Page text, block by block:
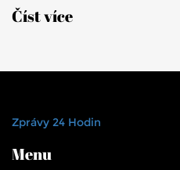
Číst více
Zprávy 24 Hodin
Menu